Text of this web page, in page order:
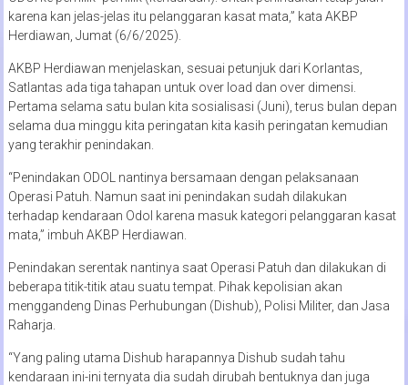
karena kan jelas-jelas itu pelanggaran kasat mata,” kata AKBP
Herdiawan, Jumat (6/6/2025).
AKBP Herdiawan menjelaskan, sesuai petunjuk dari Korlantas,
Satlantas ada tiga tahapan untuk over load dan over dimensi.
Pertama selama satu bulan kita sosialisasi (Juni), terus bulan depan
selama dua minggu kita peringatan kita kasih peringatan kemudian
yang terakhir penindakan.
“Penindakan ODOL nantinya bersamaan dengan pelaksanaan
Operasi Patuh. Namun saat ini penindakan sudah dilakukan
terhadap kendaraan Odol karena masuk kategori pelanggaran kasat
mata,” imbuh AKBP Herdiawan.
Penindakan serentak nantinya saat Operasi Patuh dan dilakukan di
beberapa titik-titik atau suatu tempat. Pihak kepolisian akan
menggandeng Dinas Perhubungan (Dishub), Polisi Militer, dan Jasa
Raharja.
“Yang paling utama Dishub harapannya Dishub sudah tahu
kendaraan ini-ini ternyata dia sudah dirubah bentuknya dan juga